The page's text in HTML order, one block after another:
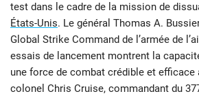
test dans le cadre de la mission de
États-Unis. Le général Thomas A.
Global Strike Command de l’armée de
essais de lancement montrent la
une force de combat crédible et
colonel Chris Cruise, commandant du